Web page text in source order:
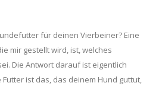
für deinen Vierbeiner? Eine
mir gestellt wird, ist, welches
Die Antwort darauf ist eigentlich
ist das, das deinem Hund guttut,